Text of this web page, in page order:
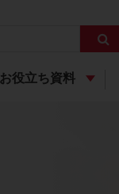
お役立ち資料